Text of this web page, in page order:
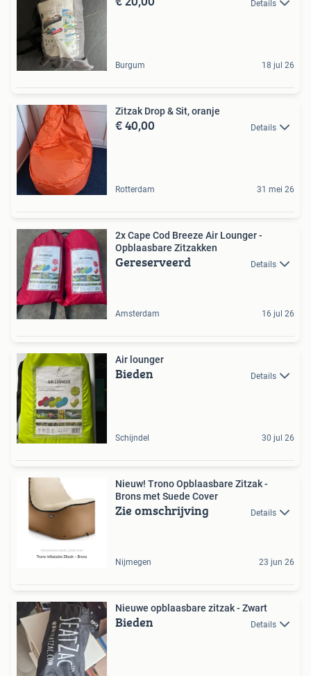
Details
Burgum 18 jul 26
Zitzak Drop & Sit, oranje
€ 40,00 Details
Rotterdam 31 mei 26
2x Cape Cod Breeze Air Lounger -
Opblaasbare Zitzakken
Gereserveerd Details
Amsterdam 16 jul 26
Air lounger
Bieden Details
Schijndel 30 jul 26
Nieuw! Trono Opblaasbare Zitzak -
Brons met Suede Cover
Zie omschrijving Details
Nijmegen 23 jun 26
Nieuwe opblaasbare zitzak - Zwart
Bieden Details